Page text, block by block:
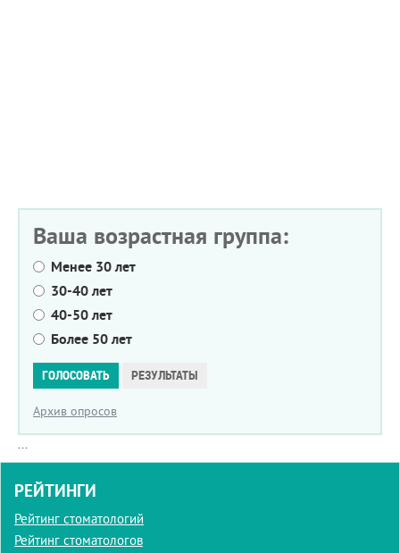
Ваша возрастная группа:
Менее 30 лет
30-40 лет
40-50 лет
Более 50 лет
ГОЛОСОВАТЬ РЕЗУЛЬТАТЫ
Архив опросов
...
РЕЙТИНГИ
Рейтинг стоматологий
Рейтинг стоматологов